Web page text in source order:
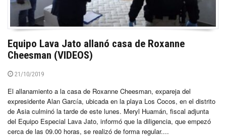
Equipo Lava Jato allanó casa de Roxanne
Cheesman (VIDEOS)
21/10/2019
El allanamiento a la casa de Roxanne Cheesman, expareja del
expresidente Alan García, ubicada en la playa Los Cocos, en el distrito
de Asia culminó la tarde de este lunes. Meryl Huamán, fiscal adjunta
del Equipo Especial Lava Jato, informó que la diligencia, que empezó
cerca de las 09.00 horas, se realizó de forma regular....